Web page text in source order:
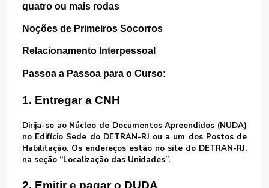
quatro ou mais rodas
Noções de Primeiros Socorros
Relacionamento Interpessoal
Passoa a Passoa para o Curso:
1. Entregar a CNH
Dirija-se ao Núcleo de Documentos Apreendidos (NUDA)
no Edifício Sede do DETRAN-RJ ou a um dos Postos de
Habilitação. Os endereços estão no site do DETRAN-RJ,
na seção “Localização das Unidades”.
2. Emitir e pagar o DUDA